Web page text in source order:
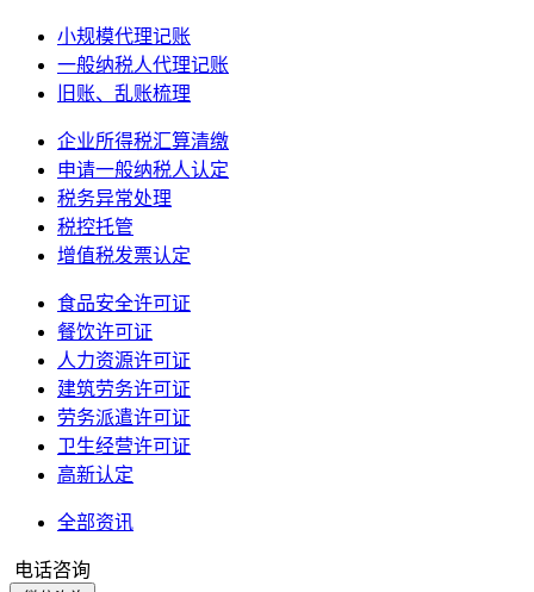
小规模代理记账
一般纳税人代理记账
旧账、乱账梳理
企业所得税汇算清缴
申请一般纳税人认定
税务异常处理
税控托管
增值税发票认定
食品安全许可证
餐饮许可证
人力资源许可证
建筑劳务许可证
劳务派遣许可证
卫生经营许可证
高新认定
全部资讯
电话咨询